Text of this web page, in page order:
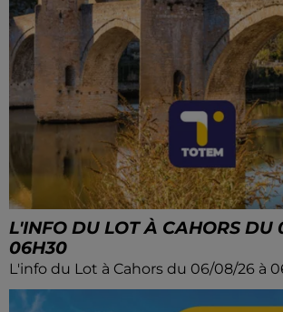
L'INFO DU LOT À CAHORS
06H30
L'info du Lot à Cahors du 06/08/26 à